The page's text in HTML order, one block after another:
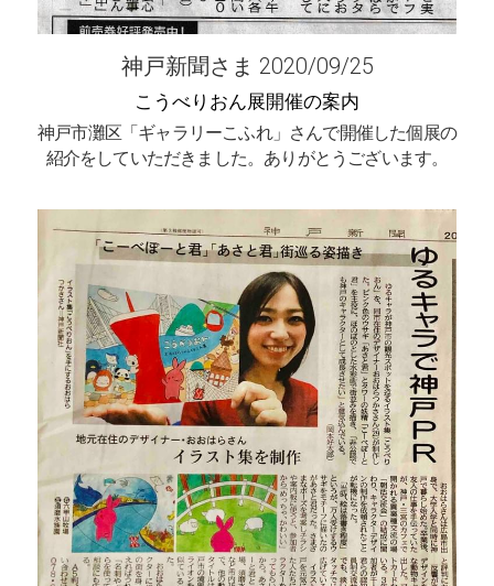
神戸新聞さま 2020/09/25
こうべりおん展開催の案内
神戸市灘区「ギャラリーこふれ」さんで開催した個展の
紹介をしていただきました。ありがとうございます。